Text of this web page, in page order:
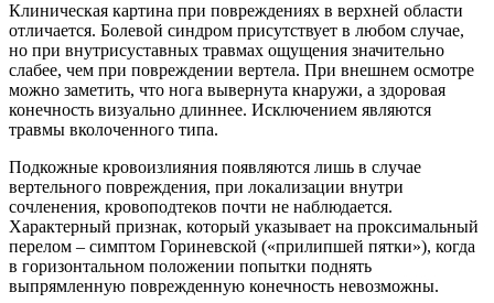
Клиническая картина при повреждениях в верхней области
отличается. Болевой синдром присутствует в любом случае,
но при внутрисуставных травмах ощущения значительно
слабее, чем при повреждении вертела. При внешнем осмотре
можно заметить, что нога вывернута кнаружи, а здоровая
конечность визуально длиннее. Исключением являются
травмы вколоченного типа.
Подкожные кровоизлияния появляются лишь в случае
вертельного повреждения, при локализации внутри
сочленения, кровоподтеков почти не наблюдается.
Характерный признак, который указывает на проксимальный
перелом – симптом Гориневской («прилипшей пятки»), когда
в горизонтальном положении попытки поднять
выпрямленную поврежденную конечность невозможны.